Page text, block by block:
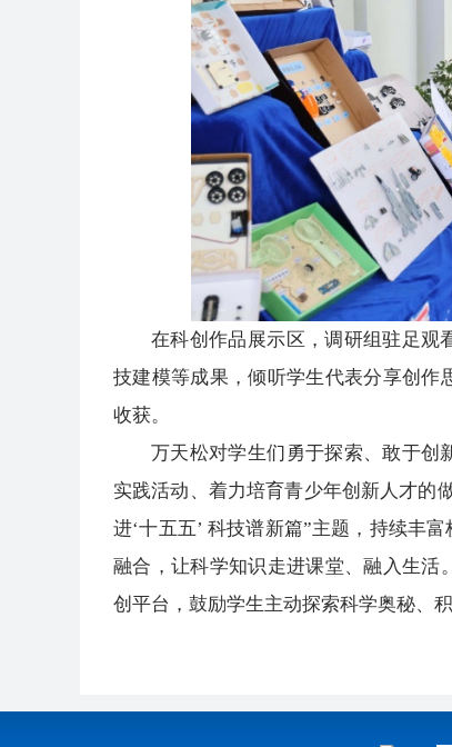
在科创作品展示区，调研组驻足观
技建模等成果，倾听学生代表分享创作
收获。
万天松对学生们勇于探索、敢于创
实践活动、着力培育青少年创新人才的
进‘十五五’ 科技谱新篇”主题，持续丰
融合，让科学知识走进课堂、融入生活
创平台，鼓励学生主动探索科学奥秘、